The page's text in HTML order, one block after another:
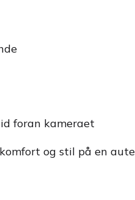
foran kameraet
og stil på en